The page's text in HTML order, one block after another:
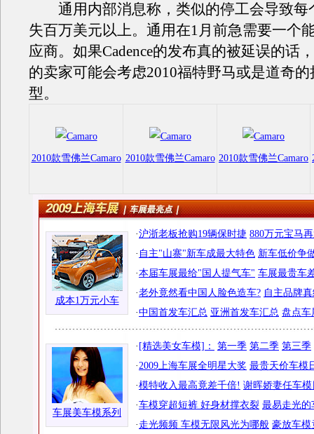
通用内部消息称，类似的停工会导致每
失百万美元以上。通用在1月前急需要一个
应商。如果Cadence的发布真的被延误的话
的卖家可能会考虑2010福特野马或是道奇
型。
2010款雪佛兰Camaro 2010款雪佛兰Camaro 2010款雪佛兰Camaro
成本1万元小车
·沪浙老板抢购19辆保时捷 880万元宝马
· 自主"山寨"新车成最大特色 新车低价争
·本届车展最给"国人提气车" 车展最贵车
·老外竟然看中国人脸色造车? 自主品牌
·中国首发车汇总 亚洲首发车汇总 盘点车
车展美车模系列
· [精选美女车模]： 第一季 第二季 第三季
·2009上海车展全明星大奖 最贵天价车模
·模特收入最高竟差千倍! 谢晖娇妻任车
·车模穿超短裤 好身材撑衣裂 最易走光的
· 走光频频 车模无限风光为哪般 豪放车模